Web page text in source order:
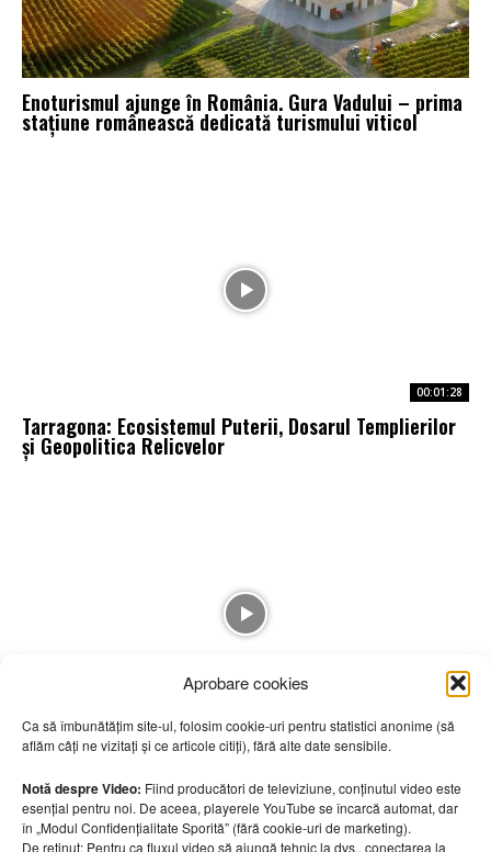
Aprobare cookies
Ca să îmbunătățim site-ul, folosim cookie-uri pentru statistici anonime (să
aflăm câți ne vizitați și ce articole citiți), fără alte date sensibile.
Notă despre Video: Fiind producători de televiziune, conținutul video este
esențial pentru noi. De aceea, playerele YouTube se încarcă automat, dar
în „Modul Confidențialitate Sporită” (fără cookie-uri de marketing).
De reținut: Pentru ca fluxul video să ajungă tehnic la dvs., conectarea la
Enoturismul ajunge în România. Gura Vadului – prima
stațiune românească dedicată turismului viticol
00:01:28
Tarragona: Ecosistemul Puterii, Dosarul Templierilor
și Geopolitica Relicvelor
Castell de Tamarit: cetatea-port unde Mediterana a